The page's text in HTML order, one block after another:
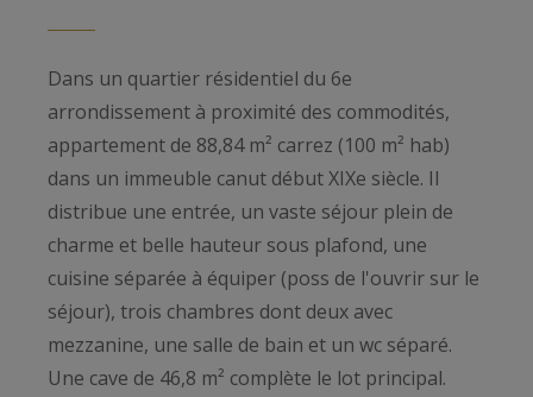
Dans un quartier résidentiel du 6e
arrondissement à proximité des commodités,
appartement de 88,84 m² carrez (100 m² hab)
dans un immeuble canut début XIXe siècle. Il
distribue une entrée, un vaste séjour plein de
charme et belle hauteur sous plafond, une
cuisine séparée à équiper (poss de l'ouvrir sur le
séjour), trois chambres dont deux avec
mezzanine, une salle de bain et un wc séparé.
Une cave de 46,8 m² complète le lot principal.